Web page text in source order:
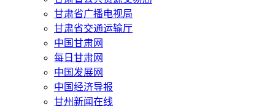
甘肃省广播电视局
甘肃省交通运输厅
中国甘肃网
每日甘肃网
中国发展网
中国经济导报
甘州新闻在线